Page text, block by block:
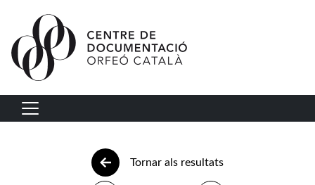
Vés al contingut
Navegació principal
Tornar als resultats